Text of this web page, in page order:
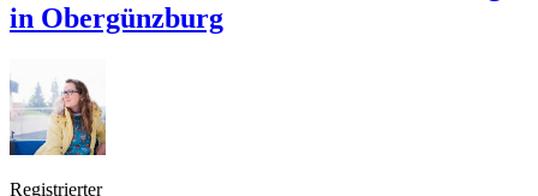
in Obergünzburg
Registrierter